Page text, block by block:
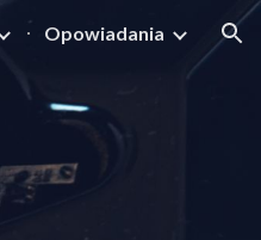
Opowiadania